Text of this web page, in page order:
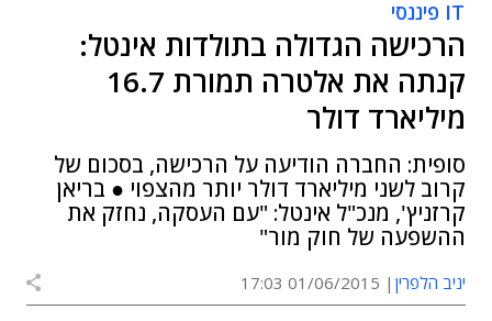
IT פיננסי
הרכישה הגדולה בתולדות אינטל:
קנתה את אלטרה תמורת 16.7
מיליארד דולר
סופית: החברה הודיעה על הרכישה, בסכום של
קרוב לשני מיליארד דולר יותר מהצפוי ● בריאן
קרזניץ', מנכ"ל אינטל: "עם העסקה, נחזק את
ההשפעה של חוק מור"
יניב הלפרין 01/06/2015 17:03